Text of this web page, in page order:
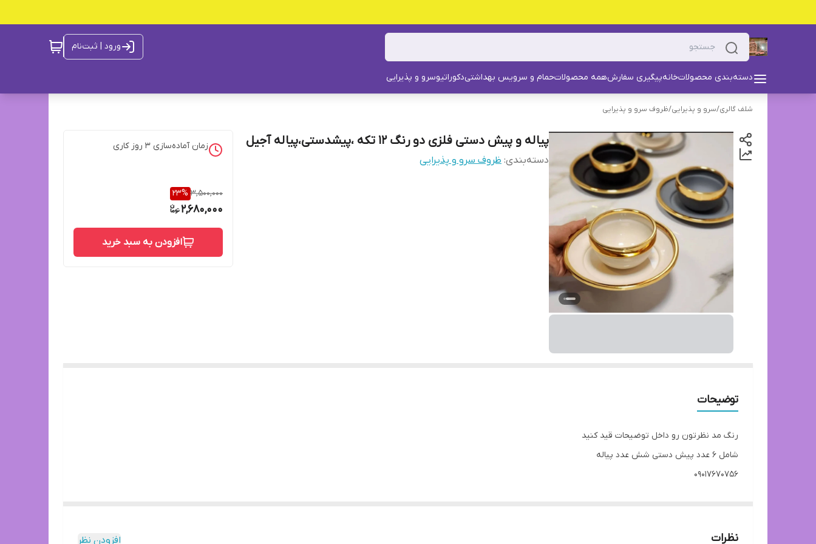
ورود | ثبت‌نام
دسته‌بندی محصولاتخانهپیگیری سفارشهمه محصولاتحمام و سرویس بهداشتیدکوراتیوسرو و پذیرایی
شلف گالری/سرو و پذیرایی/ظروف سرو و پذیرایی
پیاله و پیش دستی فلزی دو رنگ ۱۲ تکه ،پیشدستی،پیاله آجیل
دسته‌بندی: ظروف سرو و پذیرایی
زمان آماده‌سازی 3 روز کاری
3,500,000
23%
2,680,000
افزودن به سبد خرید
توضیحات
رنگ مد نظرتون رو داخل توضیحات قید کنید
شامل ۶ عدد پیش دستی شش عدد پیاله
۰۹۰۱۷۶۷۰۷۵۶
نظرات افزودن نظر